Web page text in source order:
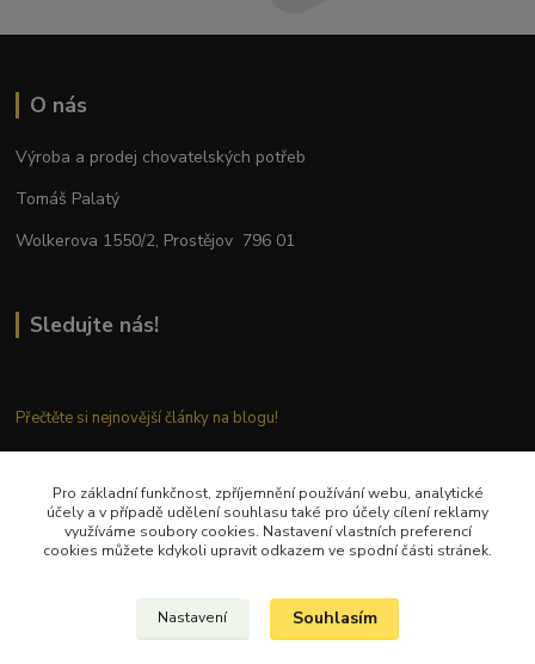
O nás
Výroba a prodej chovatelských potřeb
Tomáš Palatý
Wolkerova 1550/2, Prostějov 796 01
Sledujte nás!
Přečtěte si nejnovější články na blogu!
Kontaktujte nás
Tel.: + 420 777 282 683
Pro základní funkčnost, zpříjemnění používání webu, analytické
účely a v případě udělení souhlasu také pro účely cílení reklamy
využíváme soubory cookies. Nastavení vlastních preferencí
cookies můžete kdykoli upravit odkazem ve spodní části stránek.
Nastavení Souhlasím